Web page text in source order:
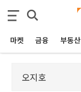
마켓 금융 부동산